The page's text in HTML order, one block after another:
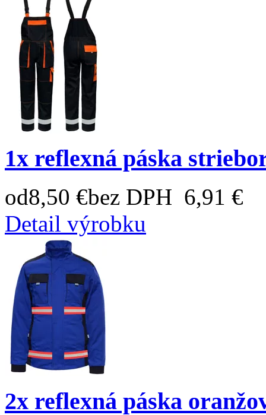
1x reflexná páska
od8,50 €bez DPH 6,91 €
Detail výrobku
2x reflexná páska